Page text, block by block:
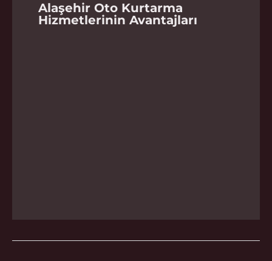
Alaşehir Oto Kurtarma
Hizmetlerinin Avantajları